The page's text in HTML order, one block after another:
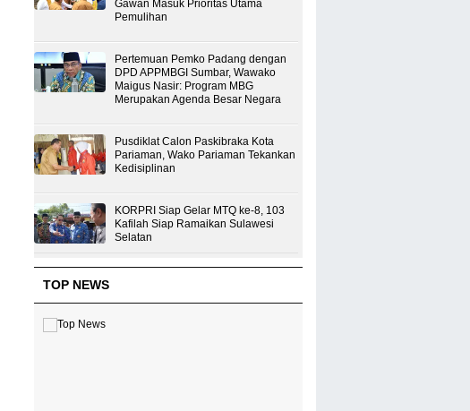
Gawan Masuk Prioritas Utama
Pemulihan
Pertemuan Pemko Padang dengan
DPD APPMBGI Sumbar, Wawako
Maigus Nasir: Program MBG
Merupakan Agenda Besar Negara
Pusdiklat Calon Paskibraka Kota
Pariaman, Wako Pariaman Tekankan
Kedisiplinan
KORPRI Siap Gelar MTQ ke-8, 103
Kafilah Siap Ramaikan Sulawesi
Selatan
TOP NEWS